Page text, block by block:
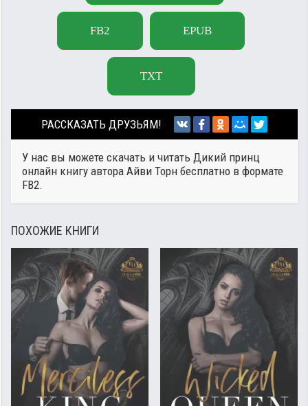
FB2 EPUB
TXT
РАССКАЗАТЬ ДРУЗЬЯМ!
У нас вы можете скачать и читать Дикий принц
онлайн книгу автора Айви Торн бесплатно в формате
FB2.
ПОХОЖИЕ КНИГИ